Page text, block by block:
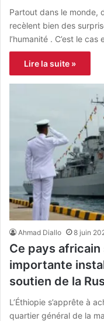
Partout dans le monde,
recèlent bien des
l’humanité . C’est le
Lire la suite »
Ahmad Diallo 8 juin
Ce pays africain
importante
soutien de la
L’Éthiopie s’apprête à
quartier général de la